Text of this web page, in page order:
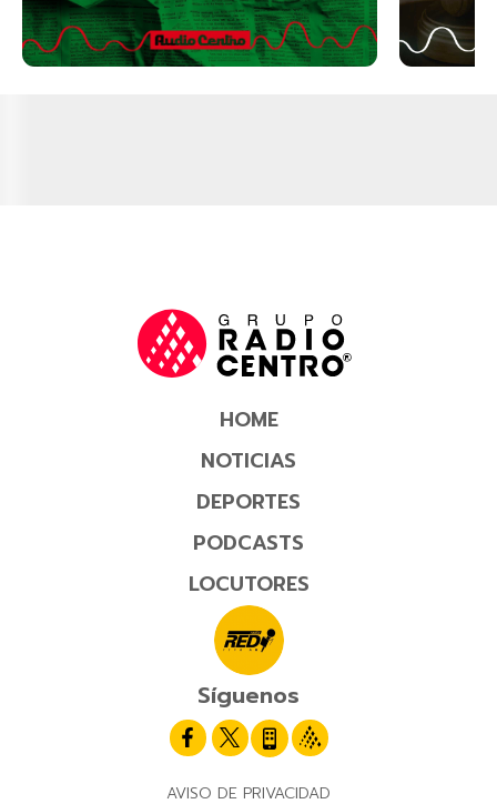
HOME
NOTICIAS
DEPORTES
PODCASTS
LOCUTORES
Síguenos
AVISO DE PRIVACIDAD